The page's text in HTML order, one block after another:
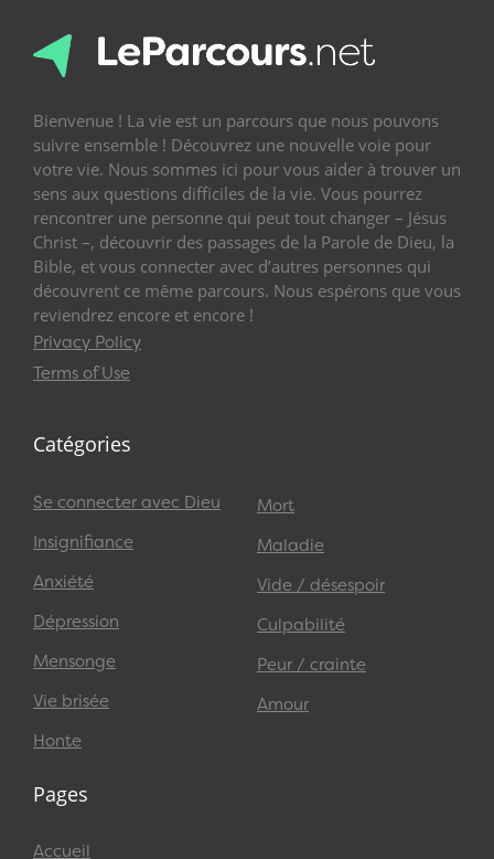
Bienvenue ! La vie est un parcours que nous pouvons
suivre ensemble ! Découvrez une nouvelle voie pour
votre vie. Nous sommes ici pour vous aider à trouver un
sens aux questions difficiles de la vie. Vous pourrez
rencontrer une personne qui peut tout changer – Jésus
Christ –, découvrir des passages de la Parole de Dieu, la
Bible, et vous connecter avec d’autres personnes qui
découvrent ce même parcours. Nous espérons que vous
reviendrez encore et encore !
Privacy Policy
Terms of Use
Catégories
Se connecter avec Dieu
Insignifiance
Anxiété
Dépression
Mensonge
Vie brisée
Honte
Mort
Maladie
Vide / désespoir
Culpabilité
Peur / crainte
Amour
Pages
Accueil